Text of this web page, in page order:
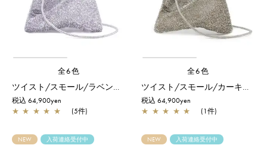
全6色
ツイスト/スモール/ラベンダーシルバー
税込 64,900yen
★ ★ ★ ★ ★ (5件)
全6色
ツイスト/スモール/カーキシルバー
税込 64,900yen
★ ★ ★ ★ ★ (1件)
NEW
入荷連絡受付中
NEW
入荷連絡受付中